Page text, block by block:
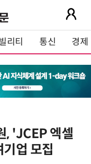
리티 통신 경제
, 'JCEP 엑셀
업 모집